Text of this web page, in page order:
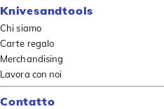
Knivesandtools
Chi siamo
Carte regalo
Merchandising
Lavora con noi
Contatto